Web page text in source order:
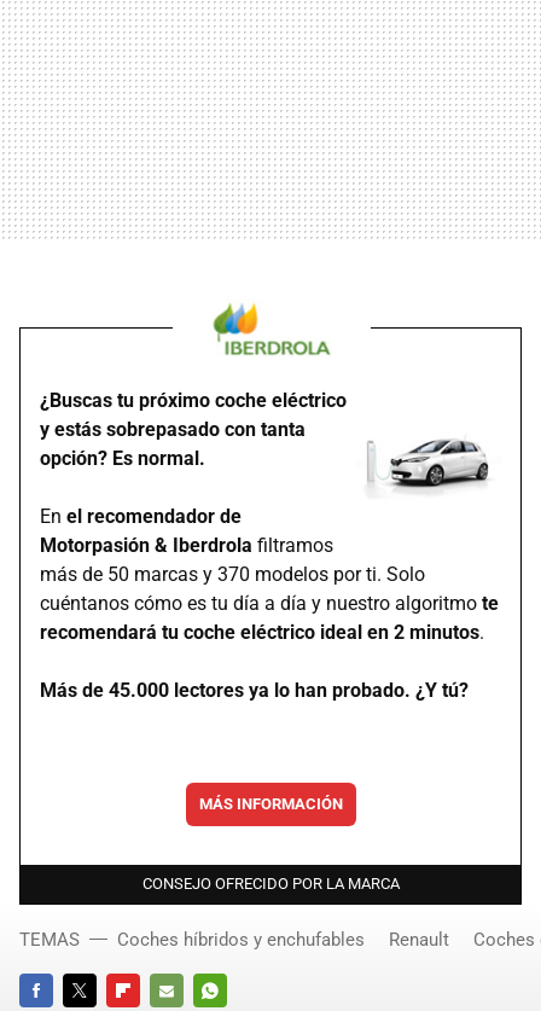
¿Buscas tu próximo coche eléctrico
y estás sobrepasado con tanta
opción? Es normal.
En el recomendador de
Motorpasión & Iberdrola filtramos
más de 50 marcas y 370 modelos por ti. Solo
cuéntanos cómo es tu día a día y nuestro algoritmo te
recomendará tu coche eléctrico ideal en 2 minutos.
Más de 45.000 lectores ya lo han probado. ¿Y tú?
MÁS INFORMACIÓN
CONSEJO OFRECIDO POR LA MARCA
TEMAS Coches híbridos y enchufables Renault